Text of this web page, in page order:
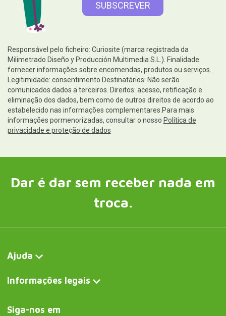
Responsável pelo ficheiro: Curiosite (marca registrada da
Milimetrado Diseño y Producción Multimedia S.L.). Finalidade:
fornecer informações sobre encomendas, produtos ou serviços.
Legitimidade: consentimento.Destinatários: Não serão
comunicados dados a terceiros. Direitos: acesso, retificação e
eliminação dos dados, bem como de outros direitos de acordo ao
estabelecido nas informações complementares.Para mais
informações pormenorizadas, consultar o nosso Política de
privacidade e proteção de dados
Dar é dar sem receber nada em
troca.
Ajuda
Informações legais
Siga-nos em